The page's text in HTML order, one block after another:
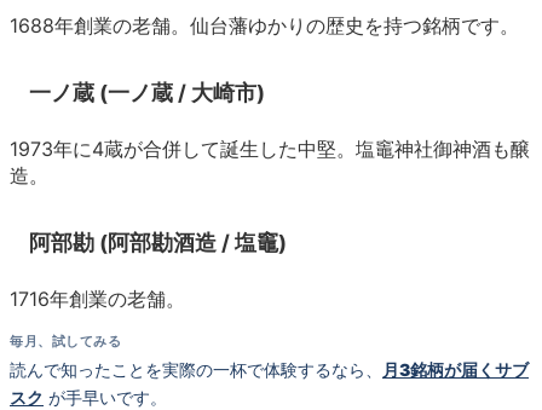
1688年創業の老舗。仙台藩ゆかりの歴史を持つ銘柄です。
一ノ蔵 (一ノ蔵 / 大崎市)
1973年に4蔵が合併して誕生した中堅。塩竈神社御神酒も醸
造。
阿部勘 (阿部勘酒造 / 塩竈)
1716年創業の老舗。
毎月、試してみる
読んで知ったことを実際の一杯で体験するなら、
月3銘柄が届くサブ
スク が手早いです。